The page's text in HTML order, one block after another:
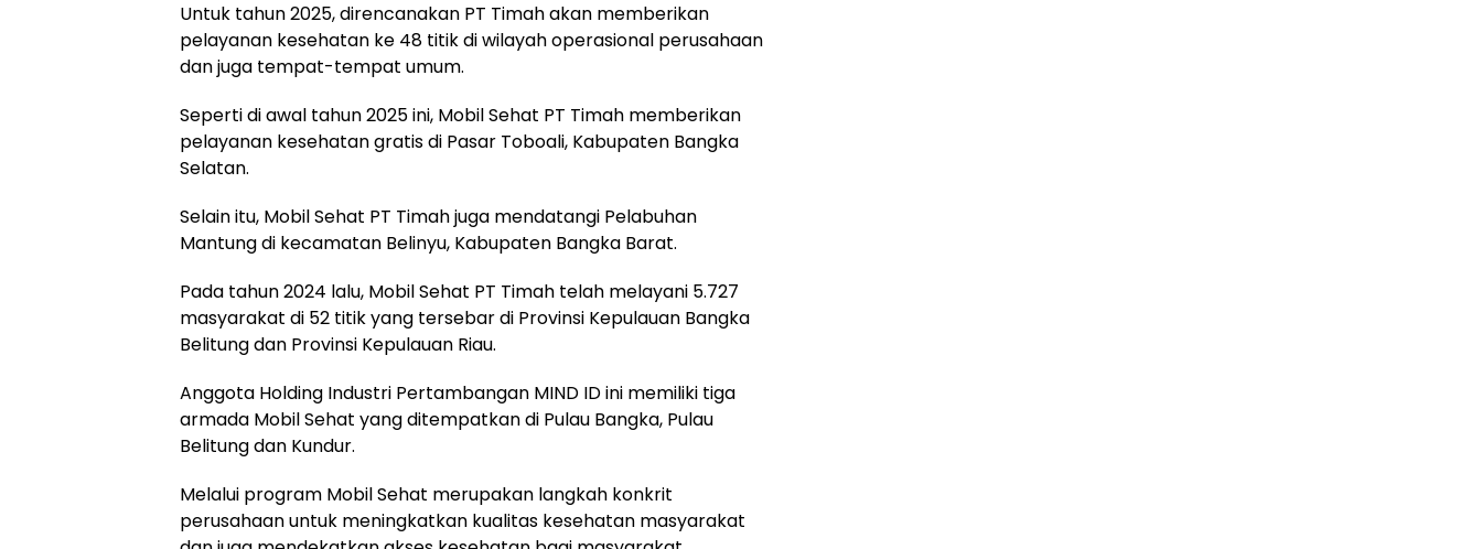
Untuk tahun 2025, direncanakan PT Timah akan memberikan
pelayanan kesehatan ke 48 titik di wilayah operasional perusahaan
dan juga tempat-tempat umum.
Seperti di awal tahun 2025 ini, Mobil Sehat PT Timah memberikan
pelayanan kesehatan gratis di Pasar Toboali, Kabupaten Bangka
Selatan.
Selain itu, Mobil Sehat PT Timah juga mendatangi Pelabuhan
Mantung di kecamatan Belinyu, Kabupaten Bangka Barat.
Pada tahun 2024 lalu, Mobil Sehat PT Timah telah melayani 5.727
masyarakat di 52 titik yang tersebar di Provinsi Kepulauan Bangka
Belitung dan Provinsi Kepulauan Riau.
Anggota Holding Industri Pertambangan MIND ID ini memiliki tiga
armada Mobil Sehat yang ditempatkan di Pulau Bangka, Pulau
Belitung dan Kundur.
Melalui program Mobil Sehat merupakan langkah konkrit
perusahaan untuk meningkatkan kualitas kesehatan masyarakat